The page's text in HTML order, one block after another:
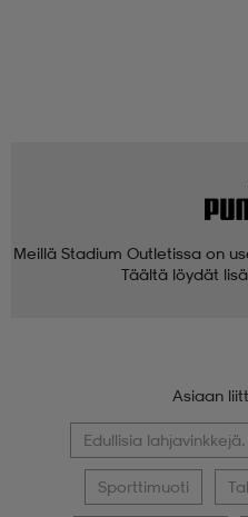
Meillä Stadium Outletissa on
Täältä löydät
Asiaan
Edullisia lahjavinkkejä.
Sporttimuoti